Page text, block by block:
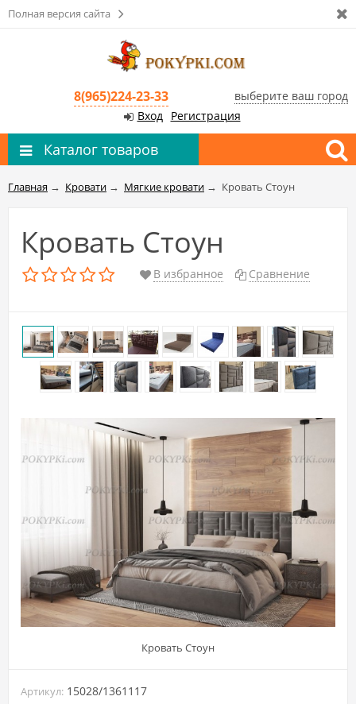
Полная версия сайта
8(965)224-23-33
выберите ваш город
Вход
Регистрация
Каталог товаров
Главная → Кровати → Мягкие кровати → Кровать Стоун
Кровать Стоун
В избранное Сравнение
Кровать Стоун
Артикул: 15028/1361117